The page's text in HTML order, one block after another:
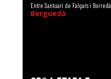
Entre Santuari de Falgars i Borredà
Berguedà